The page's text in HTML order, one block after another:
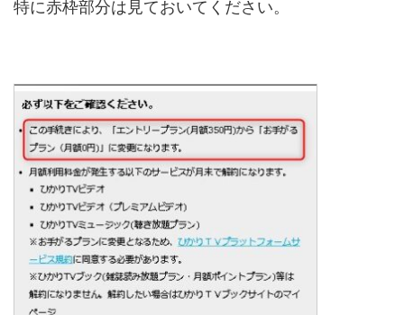
特に赤枠部分は見ておいてください。